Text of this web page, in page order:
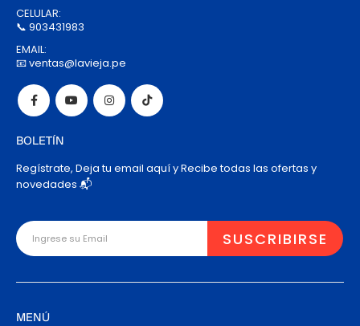
CELULAR:
📞 903431983
EMAIL:
📧 ventas@lavieja.pe
BOLETÍN
Regístrate, Deja tu email aquí y Recibe todas las ofertas y
novedades 📬
MENÚ